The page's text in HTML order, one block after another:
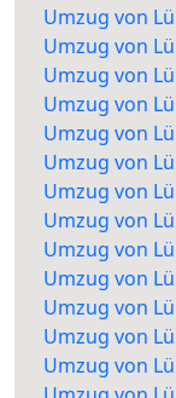
Umzug von
Umzug von
Umzug von
Umzug von
Umzug von
Umzug von
Umzug von
Umzug von
Umzug von
Umzug von
Umzug von
Umzug von
Umzug von